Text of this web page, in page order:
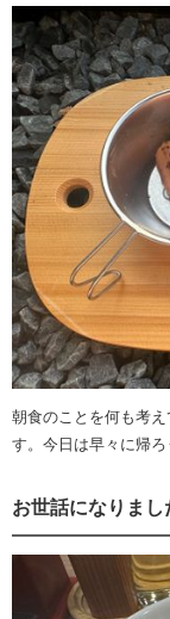
朝食のことを何も考
す。今日は早々に帰ろ
お世話になりまし